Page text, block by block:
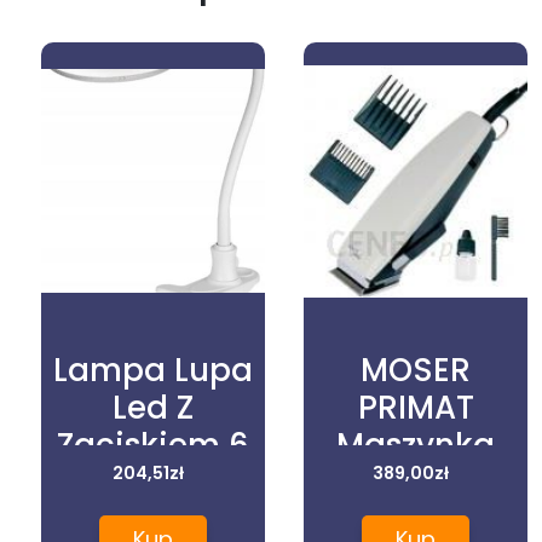
Lampa Lupa
Led Z
Zaciskiem 6
W
204,51zł
MOSER
PRIMAT
Maszynka
MOSER typ
1230
389,00zł